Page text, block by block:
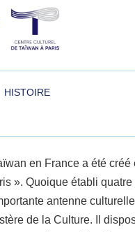
HISTOIRE
en France a été
». Quoique établi
antenne
de la Culture. Il